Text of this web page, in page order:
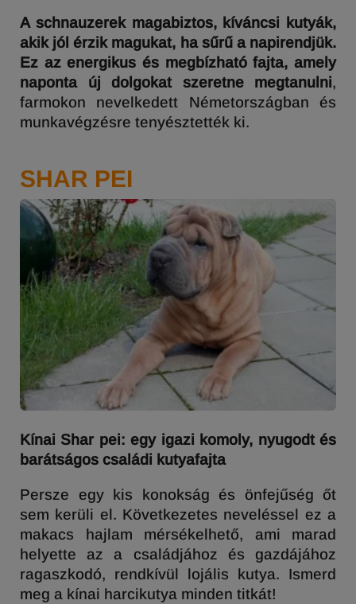
A schnauzerek magabiztos, kíváncsi kutyák,
akik jól érzik magukat, ha sűrű a napirendjük.
Ez az energikus és megbízható fajta, amely
naponta új dolgokat szeretne megtanulni,
farmokon nevelkedett Németországban és
munkavégzésre tenyésztették ki.
SHAR PEI
Kínai Shar pei: egy igazi komoly, nyugodt és
barátságos családi kutyafajta
Persze egy kis konokság és önfejűség őt
sem kerüli el. Következetes neveléssel ez a
makacs hajlam mérsékelhető, ami marad
helyette az a családjához és gazdájához
ragaszkodó, rendkívül lojális kutya. Ismerd
meg a kínai harcikutya minden titkát!